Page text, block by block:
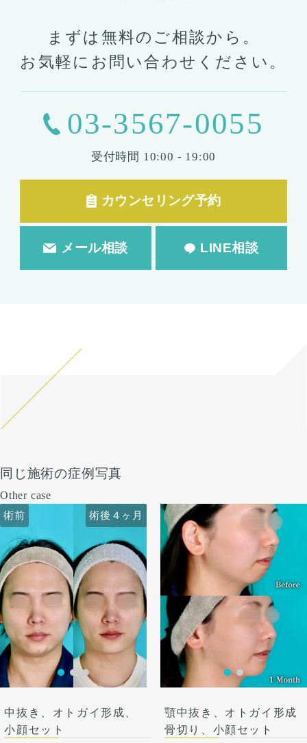
まずは無料のご相談から。
お気軽にお問い合わせください。
03-3567-0055
受付時間 10:00 - 19:00
カウンセリング予約
メール相談 LINE相談
同じ施術の症例写真
Other case
術前 術後４ヶ月 術前 術後４ヶ月
中抜き、オトガイ形成、
小顔セット
顎中抜き、オトガイ形成
骨切り、小顔セット